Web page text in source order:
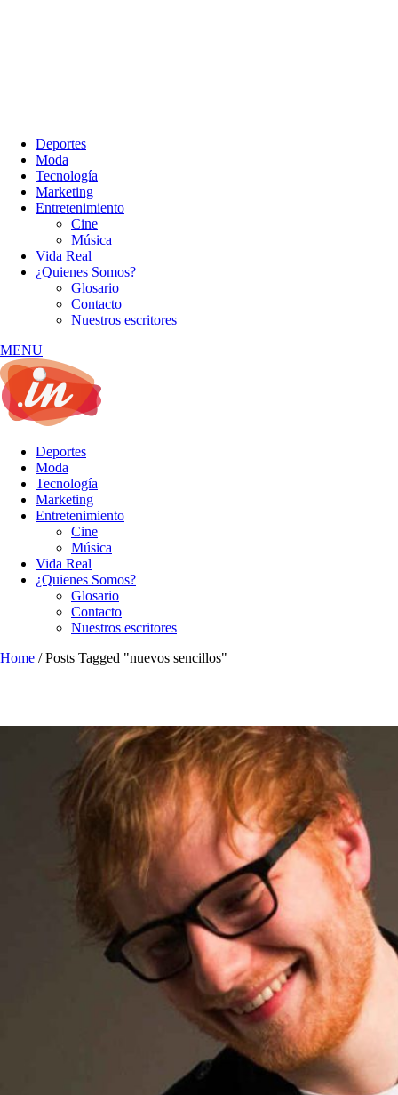
Deportes
Moda
Tecnología
Marketing
Entretenimiento
Cine
Música
Vida Real
¿Quienes Somos?
Glosario
Contacto
Nuestros escritores
MENU
Deportes
Moda
Tecnología
Marketing
Entretenimiento
Cine
Música
Vida Real
¿Quienes Somos?
Glosario
Contacto
Nuestros escritores
Home /Posts Tagged "nuevos sencillos"